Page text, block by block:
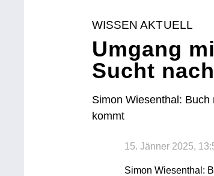
WISSEN AKTUELL
Umgang
Sucht
Simon Wiesenthal:
kommt
15. Jänner 2025,
Simon Wiesenthal: